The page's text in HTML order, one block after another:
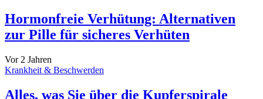
Hormonfreie Verhütung: Alternativen
zur Pille für sicheres Verhüten
Vor 2 Jahren
Krankheit & Beschwerden
Alles, was Sie über die Kupferspirale